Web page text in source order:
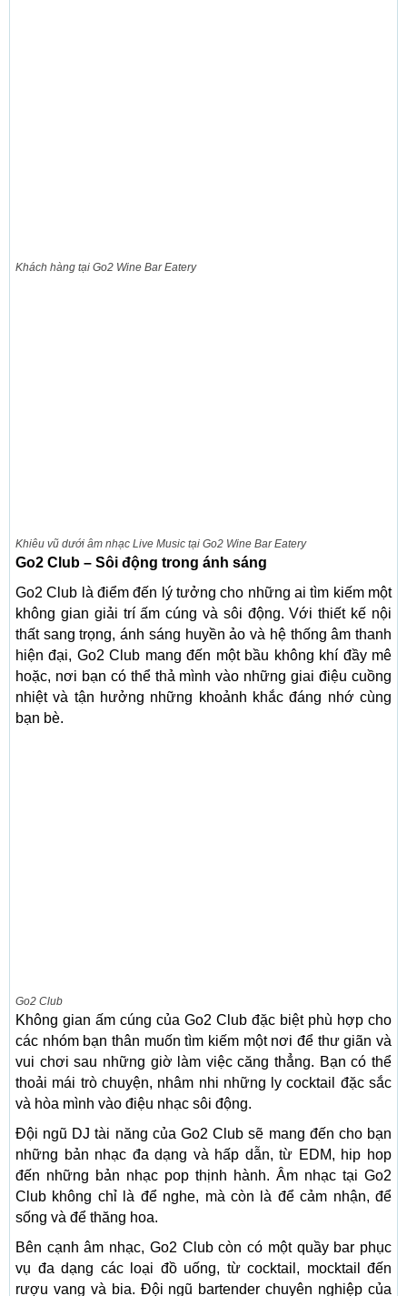
Khách hàng tại Go2 Wine Bar Eatery
Khiêu vũ dưới âm nhạc Live Music tại Go2 Wine Bar Eatery
Go2 Club – Sôi động trong ánh sáng
Go2 Club là điểm đến lý tưởng cho những ai tìm kiếm một
không gian giải trí ấm cúng và sôi động. Với thiết kế nội
thất sang trọng, ánh sáng huyền ảo và hệ thống âm thanh
hiện đại, Go2 Club mang đến một bầu không khí đầy mê
hoặc, nơi bạn có thể thả mình vào những giai điệu cuồng
nhiệt và tận hưởng những khoảnh khắc đáng nhớ cùng
bạn bè.
Go2 Club
Không gian ấm cúng của Go2 Club đặc biệt phù hợp cho
các nhóm bạn thân muốn tìm kiếm một nơi để thư giãn và
vui chơi sau những giờ làm việc căng thẳng. Bạn có thể
thoải mái trò chuyện, nhâm nhi những ly cocktail đặc sắc
và hòa mình vào điệu nhạc sôi động.
Đội ngũ DJ tài năng của Go2 Club sẽ mang đến cho bạn
những bản nhạc đa dạng và hấp dẫn, từ EDM, hip hop
đến những bản nhạc pop thịnh hành. Âm nhạc tại Go2
Club không chỉ là để nghe, mà còn là để cảm nhận, để
sống và để thăng hoa.
Bên cạnh âm nhạc, Go2 Club còn có một quầy bar phục
vụ đa dạng các loại đồ uống, từ cocktail, mocktail đến
rượu vang và bia. Đội ngũ bartender chuyên nghiệp của